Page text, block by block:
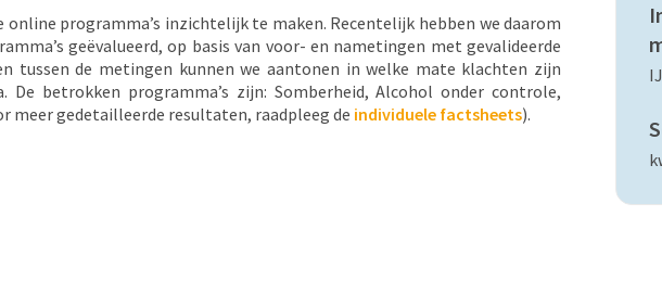
programma’s inzichtelijk te maken. Recentelijk hebben we daarom
geëvalueerd, op basis van voor- en nametingen met gevalideerde
tussen de metingen kunnen we aantonen in welke mate klachten zijn
betrokken programma’s zijn: Somberheid, Alcohol onder controle,
meer gedetailleerde resultaten, raadpleeg de individuele factsheets).